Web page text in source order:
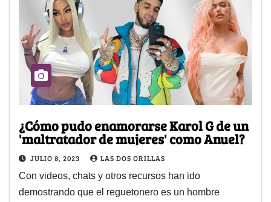
¿Cómo pudo enamorarse Karol G de un
'maltratador de mujeres' como Anuel?
JULIO 8, 2023 LAS DOS ORILLAS
Con videos, chats y otros recursos han ido
demostrando que el reguetonero es un hombre